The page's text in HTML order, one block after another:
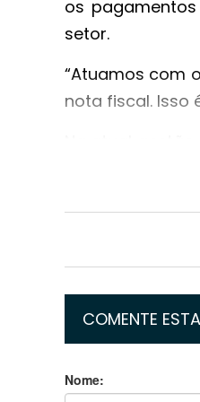
os
setor.
“Atuamos com
nota fiscal. Isso
do Governo
acessíveis à
informação em
para que
oferecidos.
“A
COMENTE
Nome: